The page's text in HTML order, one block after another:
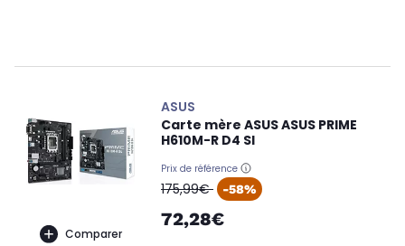
Comparer
ASUS
Carte mère ASUS ASUS PRIME
H610M-R D4 SI
Prix de référence
oldPrice
175,99€ -58%
72,28€